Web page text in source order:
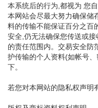
本系统后的行为,都视为 您
本网站会尽最大努力确保储
料的传输不能保证百分之百
安全,仍无法确保您传送或
的责任范围内。交易安全防
护传输的个人资料(如帐号
下。
若您对本网站的隐私权声明